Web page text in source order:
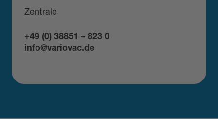
Zentrale
+49 (0) 38851 – 823 0
info@variovac.de